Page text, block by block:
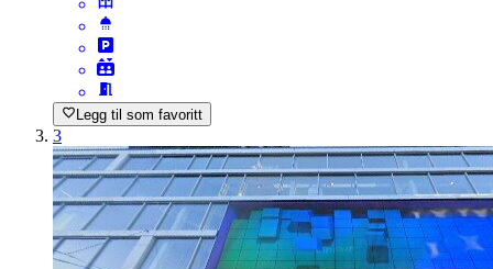
Legg til som favoritt
3